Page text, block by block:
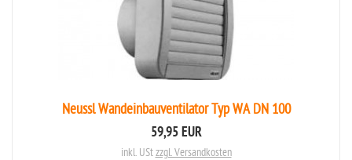
Neussl Wandeinbauventilator Typ WA DN 100
59,95 EUR
inkl. UStzzgl. Versandkosten